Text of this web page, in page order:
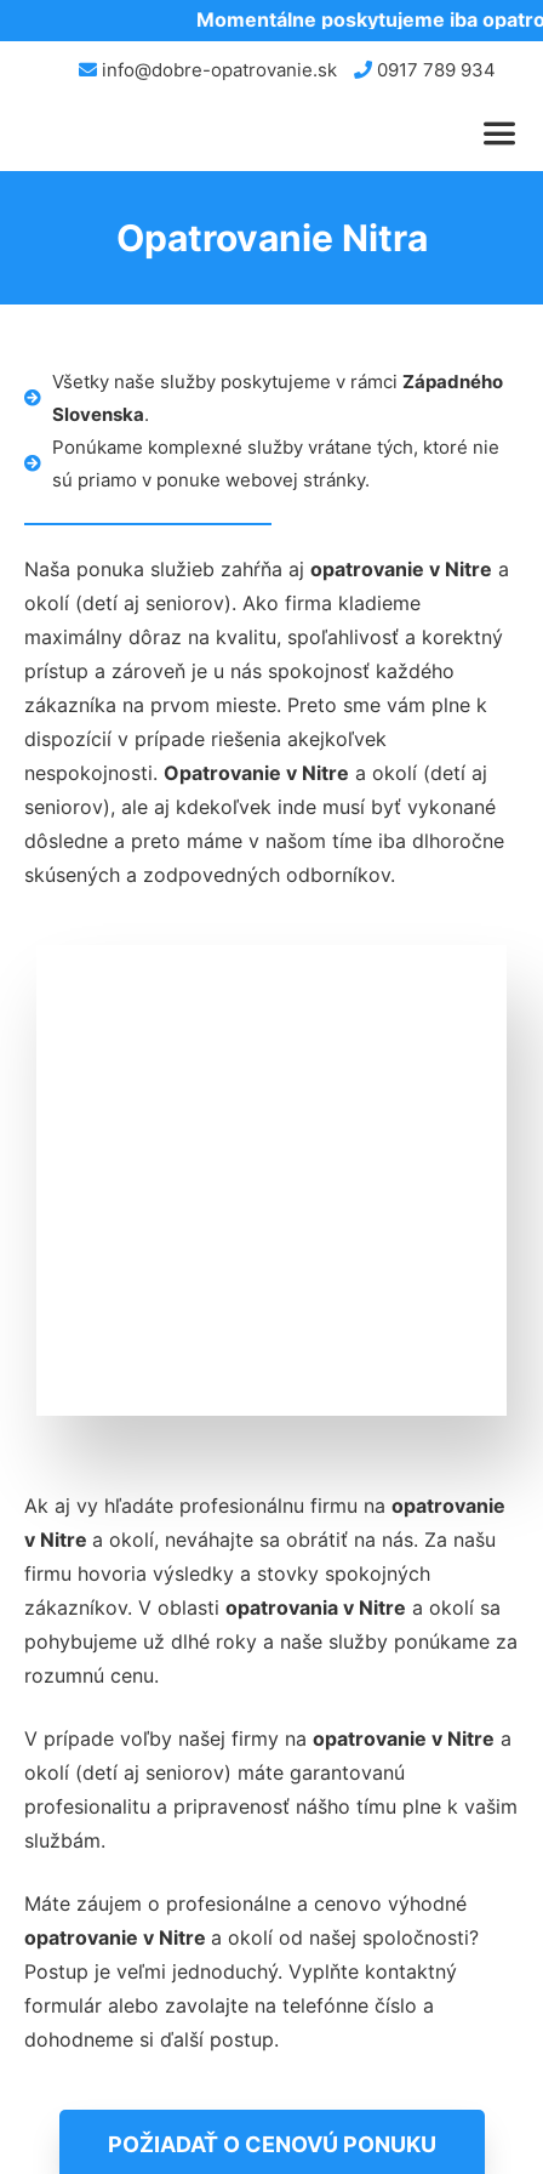
Momentálne poskytujeme iba
info@dobre-opatrovanie.sk 0917 789 934
Opatrovanie Nitra
Všetky naše služby poskytujeme v rámci Západného
Slovenska.
Ponúkame komplexné služby vrátane tých, ktoré nie
sú priamo v ponuke webovej stránky.
Naša ponuka služieb zahŕňa aj opatrovanie v Nitre a
okolí (detí aj seniorov). Ako firma kladieme
maximálny dôraz na kvalitu, spoľahlivosť a korektný
prístup a zároveň je u nás spokojnosť každého
zákazníka na prvom mieste. Preto sme vám plne k
dispozícií v prípade riešenia akejkoľvek
nespokojnosti. Opatrovanie v Nitre a okolí (detí aj
seniorov), ale aj kdekoľvek inde musí byť vykonané
dôsledne a preto máme v našom tíme iba dlhoročne
skúsených a zodpovedných odborníkov.
Ak aj vy hľadáte profesionálnu firmu na opatrovanie
v Nitre a okolí, neváhajte sa obrátiť na nás. Za našu
firmu hovoria výsledky a stovky spokojných
zákazníkov. V oblasti opatrovania v Nitre a okolí sa
pohybujeme už dlhé roky a naše služby ponúkame za
rozumnú cenu.
V prípade voľby našej firmy na opatrovanie v Nitre a
okolí (detí aj seniorov) máte garantovanú
profesionalitu a pripravenosť nášho tímu plne k vašim
službám.
Máte záujem o profesionálne a cenovo výhodné
opatrovanie v Nitre a okolí od našej spoločnosti?
Postup je veľmi jednoduchý. Vyplňte kontaktný
formulár alebo zavolajte na telefónne číslo a
dohodneme si ďalší postup.
POŽIADAŤ O CENOVÚ PONUKU